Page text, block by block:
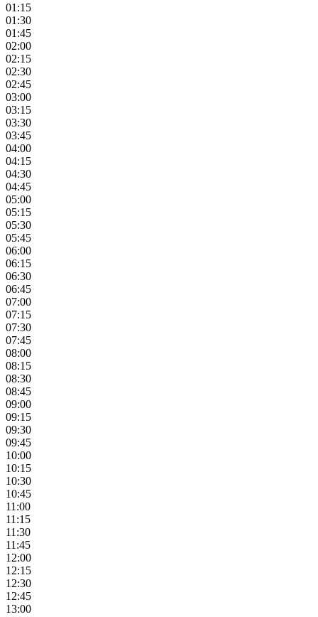
01:15
01:30
01:45
02:00
02:15
02:30
02:45
03:00
03:15
03:30
03:45
04:00
04:15
04:30
04:45
05:00
05:15
05:30
05:45
06:00
06:15
06:30
06:45
07:00
07:15
07:30
07:45
08:00
08:15
08:30
08:45
09:00
09:15
09:30
09:45
10:00
10:15
10:30
10:45
11:00
11:15
11:30
11:45
12:00
12:15
12:30
12:45
13:00